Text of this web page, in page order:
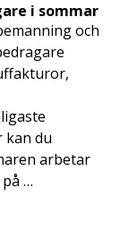
i sommar
och
kan du
arbetar
…